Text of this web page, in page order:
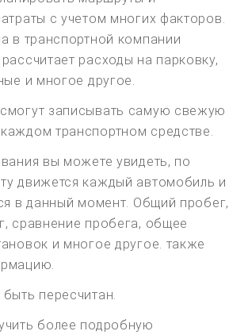
с учетом многих факторов.
в транспортной компании
расходы на парковку,
и многое другое.
записывать самую свежую
транспортном средстве.
вы можете увидеть, по
движется каждый автомобиль и
в данный момент. Общий пробег,
сравнение пробега, общее
и многое другое. также
пересчитан.
более подробную